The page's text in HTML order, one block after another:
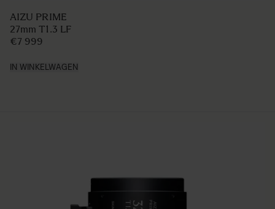
AIZU PRIME
27mm T1.3 LF
€7 999
IN WINKELWAGEN